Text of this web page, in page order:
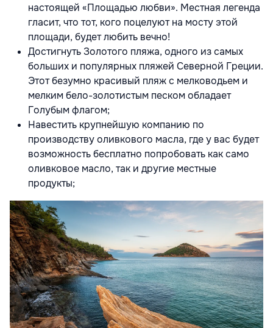
настоящей «Площадью любви». Местная легенда
гласит, что тот, кого поцелуют на мосту этой
площади, будет любить вечно!
Достигнуть Золотого пляжа, одного из самых
больших и популярных пляжей Северной Греции.
Этот безумно красивый пляж с мелководьем и
мелким бело-золотистым песком обладает
Голубым флагом;
Навестить крупнейшую компанию по
производству оливкового масла, где у вас будет
возможность бесплатно попробовать как само
оливковое масло, так и другие местные
продукты;